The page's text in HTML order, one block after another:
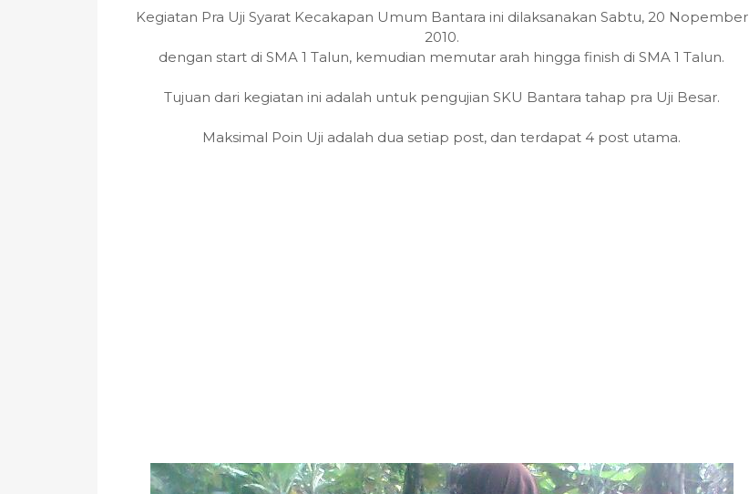
Kegiatan Pra Uji Syarat Kecakapan Umum Bantara ini dilaksanakan Sabtu, 20 Nopember
2010.
dengan start di SMA 1 Talun, kemudian memutar arah hingga finish di SMA 1 Talun.
Tujuan dari kegiatan ini adalah untuk pengujian SKU Bantara tahap pra Uji Besar.
Maksimal Poin Uji adalah dua setiap post, dan terdapat 4 post utama.